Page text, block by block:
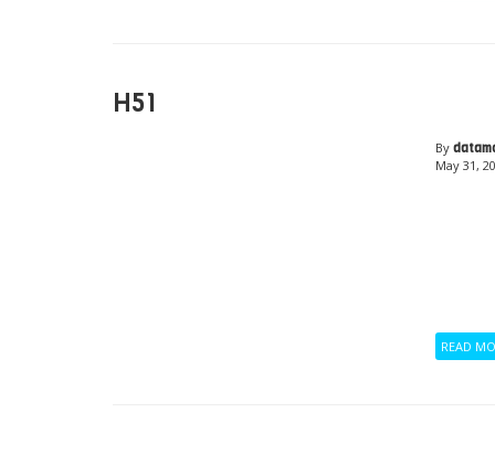
H51
By
May 31,
READ